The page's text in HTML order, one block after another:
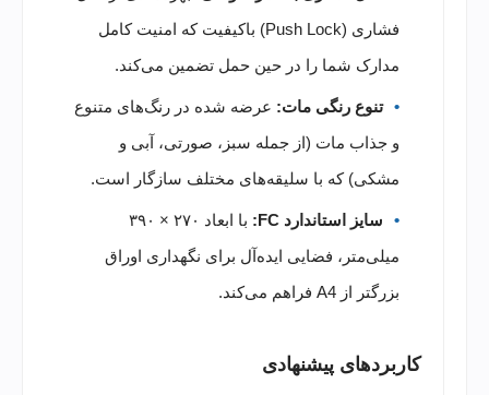
فشاری (Push Lock) باکیفیت که امنیت کامل
مدارک شما را در حین حمل تضمین می‌کند.
تنوع رنگی مات: عرضه شده در رنگ‌های متنوع
و جذاب مات (از جمله سبز، صورتی، آبی و
مشکی) که با سلیقه‌های مختلف سازگار است.
سایز استاندارد FC:
با ابعاد ۲۷۰ × ۳۹۰
میلی‌متر، فضایی ایده‌آل برای نگهداری اوراق
بزرگتر از A4 فراهم می‌کند.
کاربردهای پیشنهادی